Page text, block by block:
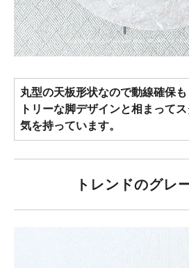
丸型の天板形状なので動線確保
トリーな脚デザインと相まって
気を持っています。
トレンドのグレ